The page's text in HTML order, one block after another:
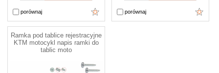
porównaj porównaj
Ramka pod tablice rejestracyjne
KTM motocykl napis ramki do
tablic moto